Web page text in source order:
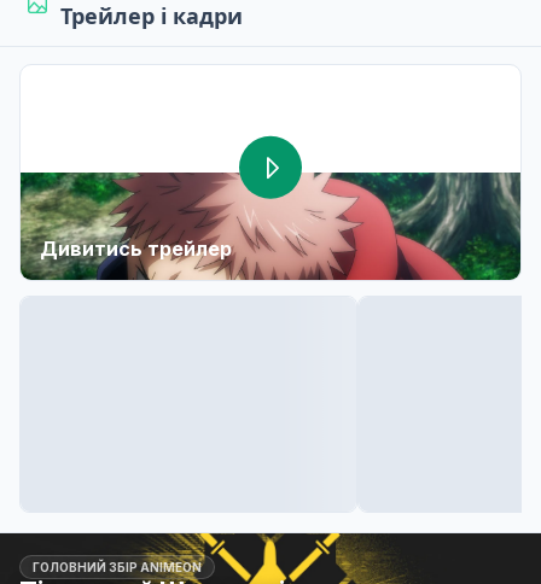
Трейлер і кадри
Дивитись трейлер
ГОЛОВНИЙ ЗБІР ANIMEON